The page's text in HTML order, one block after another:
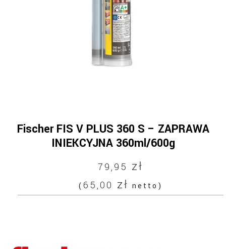
Fischer FIS V PLUS 360 S – ZAPRAWA
INIEKCYJNA 360ml/600g
79,95 zł
(65,00 zł netto)